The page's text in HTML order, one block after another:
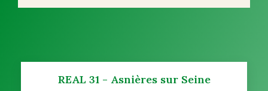
REAL 31 - Asnières sur Seine